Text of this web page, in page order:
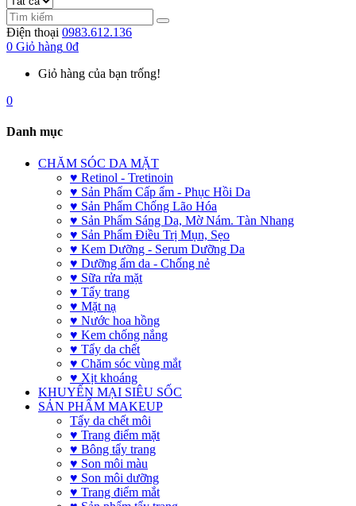
Điện thoại 0983.612.136
0 Giỏ hàng 0đ
Giỏ hàng của bạn trống!
0
Danh mục
CHĂM SÓC DA MẶT
♥ Retinol - Tretinoin
♥ Sản Phẩm Cấp ẩm - Phục Hồi Da
♥ Sản Phẩm Chống Lão Hóa
♥ Sản Phẩm Sáng Da, Mờ Nám. Tàn Nhang
♥ Sản Phẩm Điều Trị Mụn, Sẹo
♥ Kem Dưỡng - Serum Dưỡng Da
♥ Dưỡng ẩm da - Chống nẻ
♥ Sữa rửa mặt
♥ Tẩy trang
♥ Mặt nạ
♥ Nước hoa hồng
♥ Kem chống nắng
♥ Tẩy da chết
♥ Chăm sóc vùng mắt
♥ Xịt khoáng
KHUYẾN MẠI SIÊU SỐC
SẢN PHẨM MAKEUP
Tẩy da chết môi
♥ Trang điểm mặt
♥ Bông tẩy trang
♥ Son môi màu
♥ Son môi dưỡng
♥ Trang điểm mắt